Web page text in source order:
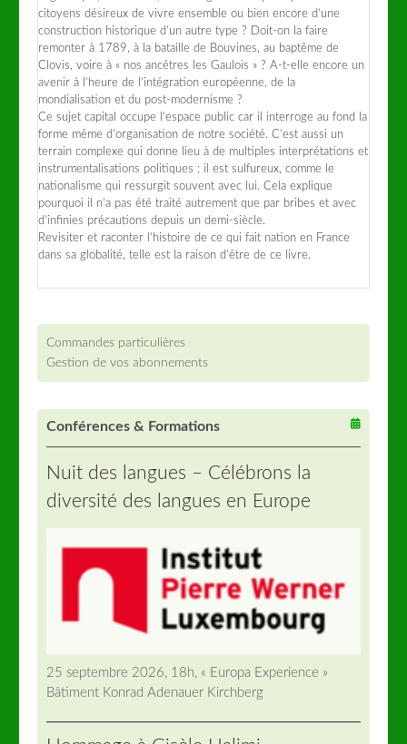
citoyens désireux de vivre ensemble ou bien encore d’une
construction historique d’un autre type ? Doit-on la faire
remonter à 1789, à la bataille de Bouvines, au baptême de
Clovis, voire à « nos ancêtres les Gaulois » ? A-t-elle encore un
avenir à l’heure de l’intégration européenne, de la
mondialisation et du post-modernisme ?
Ce sujet capital occupe l’espace public car il interroge au fond la
forme même d’organisation de notre société. C’est aussi un
terrain complexe qui donne lieu à de multiples interprétations et
instrumentalisations politiques ; il est sulfureux, comme le
nationalisme qui ressurgit souvent avec lui. Cela explique
pourquoi il n’a pas été traité autrement que par bribes et avec
d’infinies précautions depuis un demi-siècle.
Revisiter et raconter l’histoire de ce qui fait nation en France
dans sa globalité, telle est la raison d’être de ce livre.
Commandes particulières
Gestion de vos abonnements
Conférences & Formations
Nuit des langues – Célébrons la
diversité des langues en Europe
25 septembre 2026, 18h, « Europa Experience »
Bâtiment Konrad Adenauer Kirchberg